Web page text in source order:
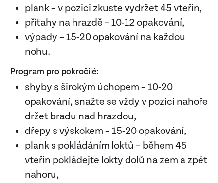
plank – v pozici zkuste vydržet 45 vteřin,
přítahy na hrazdě – 10-12 opakování,
výpady – 15-20 opakování na každou
nohu.
Program pro pokročilé:
shyby s širokým úchopem – 10-20
opakování, snažte se vždy v pozici nahoře
držet bradu nad hrazdou,
dřepy s výskokem – 15-20 opakování,
plank s pokládáním loktů – během 45
vteřin pokládejte lokty dolů na zem a zpět
nahoru,